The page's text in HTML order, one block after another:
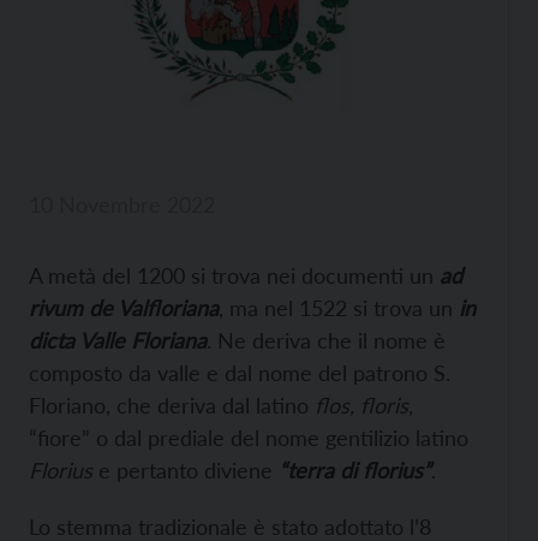
A metà del 1200 si trova nei documenti un ad
rivum de Valfloriana, ma nel 1522 si trova un in
dicta Valle Floriana. Ne deriva che il nome è
composto da valle e dal nome del patrono S.
Floriano, che deriva dal latino flos, floris
“fiore” o dal prediale del nome gentilizio latino
Florius e pertanto diviene “terra di florius”.
Lo stemma tradizionale è stato adottato l’8